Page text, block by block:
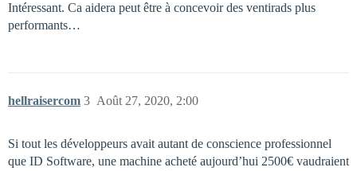
Intéressant. Ca aidera peut être à concevoir des ventirads plus
performants…
hellraisercom Août 27, 2020, 2:00
3
Si tout les développeurs avait autant de conscience professionnel
que ID Software, une machine acheté aujourd’hui 2500€ vaudraient